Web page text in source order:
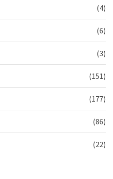
(4)
(6)
(3)
(151)
(177)
(86)
(22)